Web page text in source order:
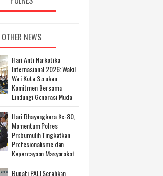
OTHER NEWS
Hari Anti Narkotika
Internasional 2026: Wakil
Wali Kota Serukan
Komitmen Bersama
Lindungi Generasi Muda
Hari Bhayangkara Ke-80,
Momentum Polres
Prabumulih Tingkatkan
Profesionalisme dan
Kepercayaan Masyarakat
Bupati PALI Serahkan